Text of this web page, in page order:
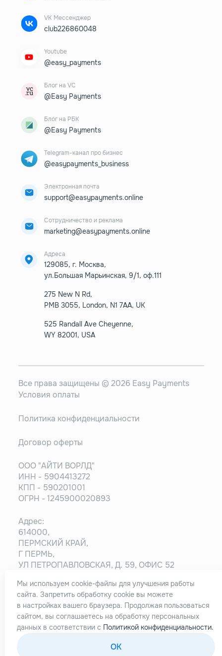
VK Мессенджер
club226860048
Youtube
@easy_payments
Блог на VC
@Easy Payments
Блог на РБК
@Easy Payments
Telegram-канал про бизнес
@easypayments_business
Электронная почта
support@easypayments.online
Сотрудничество и реклама
marketing@easypayments.online
Адреса
129085, г. Москва,
ул.Большая Марьинская, 9/1, оф.111
275 New N Rd,
PMB 3055, London, N1 7AA, UK
525 Randall Ave Cheyenne,
WY 82001, USA
Все права защищены © 2026 Easy Payments
Условия оплаты
Политика конфиденциальности
Договор оферты
ООО "АЙТИ ВОРЛД"
ИНН - 5904413272
КПП - 590201001
ОГРН - 1245900020893
Адрес:
614000,
ПЕРМСКИЙ КРАЙ,
Г ПЕРМЬ,
УЛ ПЕТРОПАВЛОВСКАЯ, Д. 59, ОФИС 52
Информация на сайте носит ознакомительный
характер и не является публичной офертой,
определяемой положениями статьи 437
Гражданского кодекса РФ.
Мы используем cookie-файлы для улучшения работы
сайта. Запретить обработку cookie вы можете
в настройках вашего браузера. Продолжая пользоваться
сайтом, вы соглашаетесь на обработку персональных
данных в соответствии с Политикой конфиденциальности.
OK